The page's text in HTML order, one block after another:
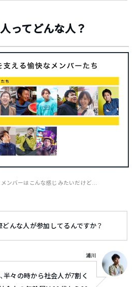
ってどんな人？
ンバーはこんな感じみたいだけど…
どんな人が参加してるんですか？
半々の時から社会人が7割く
浦川